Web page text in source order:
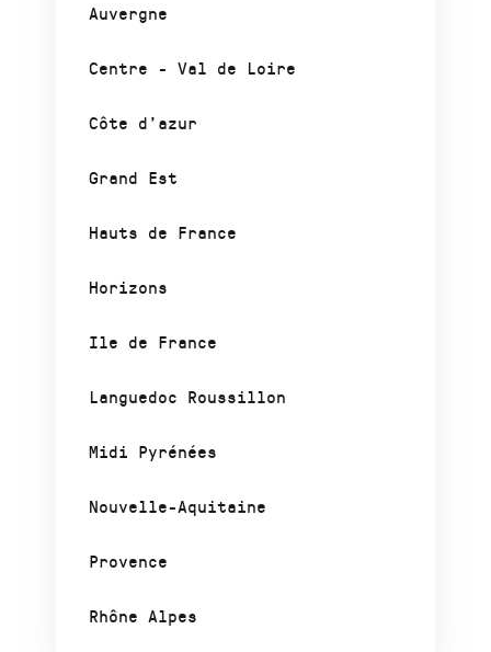
Auvergne
Centre - Val de Loire
Côte d’azur
Grand Est
Hauts de France
Horizons
Ile de France
Languedoc Roussillon
Midi Pyrénées
Nouvelle-Aquitaine
Provence
Rhône Alpes